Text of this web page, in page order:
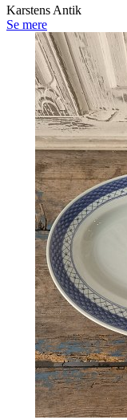
Karstens Antik
Se mere